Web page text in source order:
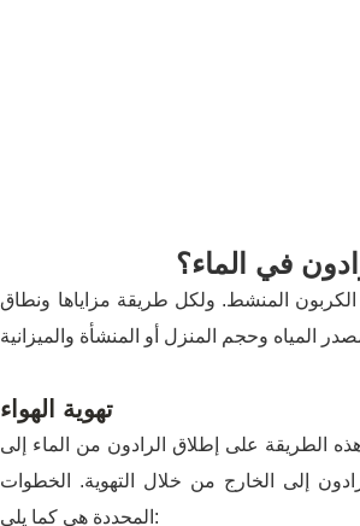
في الماء؟
الكربون المنشط. ولكل طريقة مزاياها ونطاق
تهوية الهواء
هذه الطريقة على إطلاق الرادون من الماء إلى
إلى الخارج من خلال التهوية. الخطوات
المحددة هي كما يلي: